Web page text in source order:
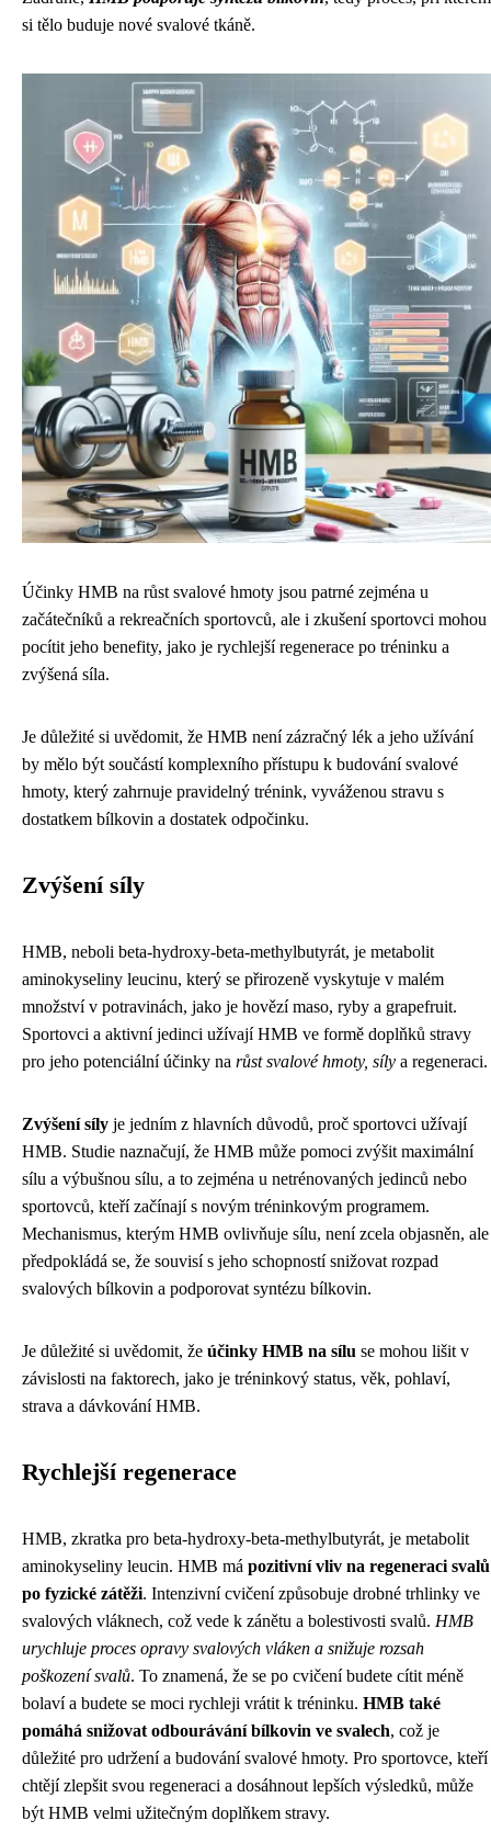
si tělo buduje nové svalové tkáně.
Účinky HMB na růst svalové hmoty jsou patrné zejména u
začátečníků a rekreačních sportovců, ale i zkušení sportovci mohou
pocítit jeho benefity, jako je rychlejší regenerace po tréninku a
zvýšená síla.
Je důležité si uvědomit, že HMB není zázračný lék a jeho užívání
by mělo být součástí komplexního přístupu k budování svalové
hmoty, který zahrnuje pravidelný trénink, vyváženou stravu s
dostatkem bílkovin a dostatek odpočinku.
Zvýšení síly
HMB, neboli beta-hydroxy-beta-methylbutyrát, je metabolit
aminokyseliny leucinu, který se přirozeně vyskytuje v malém
množství v potravinách, jako je hovězí maso, ryby a grapefruit.
Sportovci a aktivní jedinci užívají HMB ve formě doplňků stravy
pro jeho potenciální účinky na růst svalové hmoty, síly a regeneraci.
Zvýšení síly je jedním z hlavních důvodů, proč sportovci užívají
HMB. Studie naznačují, že HMB může pomoci zvýšit maximální
sílu a výbušnou sílu, a to zejména u netrénovaných jedinců nebo
sportovců, kteří začínají s novým tréninkovým programem.
Mechanismus, kterým HMB ovlivňuje sílu, není zcela objasněn, ale
předpokládá se, že souvisí s jeho schopností snižovat rozpad
svalových bílkovin a podporovat syntézu bílkovin.
Je důležité si uvědomit, že účinky HMB na sílu se mohou lišit v
závislosti na faktorech, jako je tréninkový status, věk, pohlaví,
strava a dávkování HMB.
Rychlejší regenerace
HMB, zkratka pro beta-hydroxy-beta-methylbutyrát, je metabolit
aminokyseliny leucin. HMB má pozitivní vliv na regeneraci svalů
po fyzické zátěži. Intenzivní cvičení způsobuje drobné trhlinky ve
svalových vláknech, což vede k zánětu a bolestivosti svalů. HMB
urychluje proces opravy svalových vláken a snižuje rozsah
poškození svalů. To znamená, že se po cvičení budete cítit méně
bolaví a budete se moci rychleji vrátit k tréninku. HMB také
pomáhá snižovat odbourávání bílkovin ve svalech, což je
důležité pro udržení a budování svalové hmoty. Pro sportovce, kteří
chtějí zlepšit svou regeneraci a dosáhnout lepších výsledků, může
být HMB velmi užitečným doplňkem stravy.